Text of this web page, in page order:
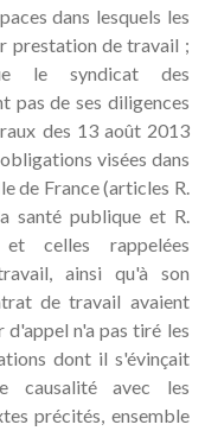
dans lesquels les
prestation de travail ;
le syndicat des
pas de ses diligences
des 13 août 2013
visées dans
de France (articles R.
santé publique et R.
celles rappelées
ainsi qu'à son
de travail avaient
d'appel n'a pas tiré les
dont il s'évinçait
causalité avec les
précités, ensemble